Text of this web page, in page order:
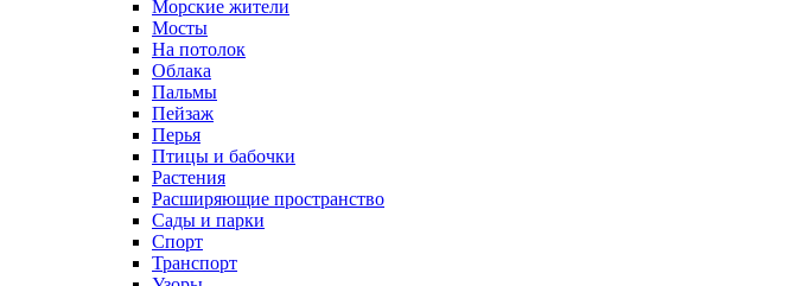
Морские жители
Мосты
На потолок
Облака
Пальмы
Пейзаж
Перья
Птицы и бабочки
Растения
Расширяющие пространство
Сады и парки
Спорт
Транспорт